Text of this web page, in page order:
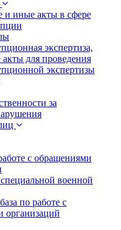
и иные акты в сфере
экспертиза,
для проведения
экспертизы
за
с обращениями
военной
по работе с
организаций